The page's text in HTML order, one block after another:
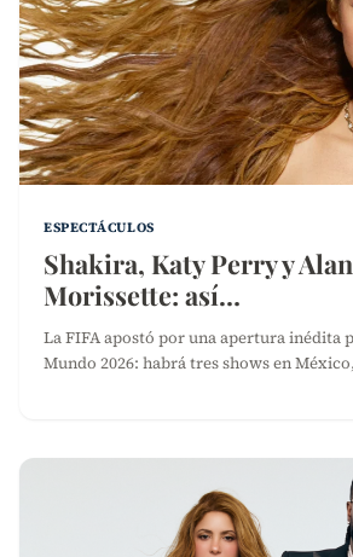
ESPECTÁCULOS
Shakira, Katy Perry y
Morissette: así…
La FIFA apostó por una apertura inédita
Mundo 2026: habrá tres shows en